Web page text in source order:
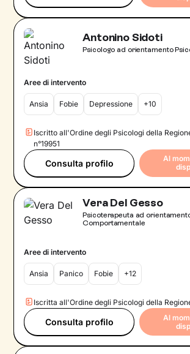
Antonino Sidoti
Psicologo ad orientamento
Aree di intervento
Ansia Fobie Depressione +10
Iscritto all'Ordine degli Psicologi della
n°19951
Consulta profilo
Al
Vera Del Gesso
Psicoterapeuta ad
Comportamentale
Aree di intervento
Ansia Panico Fobie +12
Iscritta all'Ordine degli Psicologi della
Consulta profilo
Al